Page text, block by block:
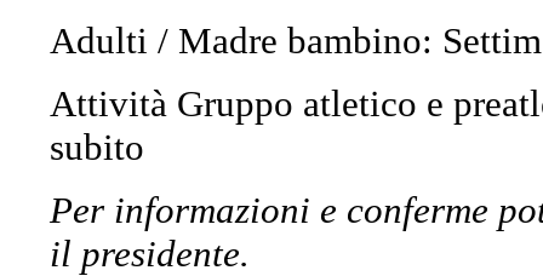
Adulti / Madre bambino:
Attività Gruppo atletico e
subito
Per informazioni e conferme
il presidente.